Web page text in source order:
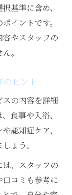
基準に含め、
イントです。
やスタッフの
。
ヒント
の内容を詳細
食事や入浴、
認知症ケア、
ょう。
、スタッフの
コミも参考に